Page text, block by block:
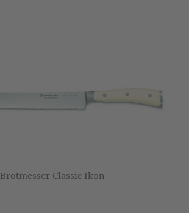
Brotmesser Classic Ikon